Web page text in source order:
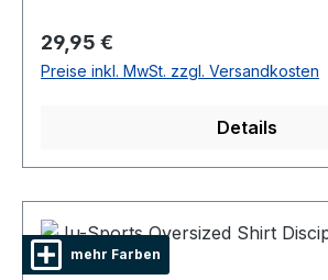
Regulärer Preis:
29,95 €
Preise inkl. MwSt. zzgl. Versandkosten
Details
mehr Farben